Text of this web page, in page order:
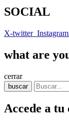
SOCIAL
X-twitter Instagram
what are
cerrar
buscar
Accede a tu